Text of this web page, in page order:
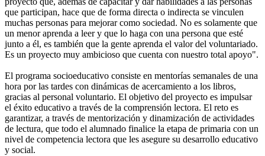
que participan, hace que de forma directa o indirecta se vinculen
muchas personas para mejorar como sociedad. No es solamente que
un menor aprenda a leer y que lo haga con una persona que esté
junto a él, es también que la gente aprenda el valor del voluntariado.
Es un proyecto muy ambicioso que cuenta con nuestro total apoyo".
El programa socioeducativo consiste en mentorías semanales de una
hora por las tardes con dinámicas de acercamiento a los libros,
gracias al personal voluntario. El objetivo del proyecto es impulsar
el éxito educativo a través de la comprensión lectora. El reto es
garantizar, a través de mentorización y dinamización de actividades
de lectura, que todo el alumnado finalice la etapa de primaria con un
nivel de competencia lectora que les asegure su desarrollo educativo
y social.